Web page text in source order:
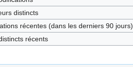
distincts
récentes (dans les derniers 90 jours)
récents